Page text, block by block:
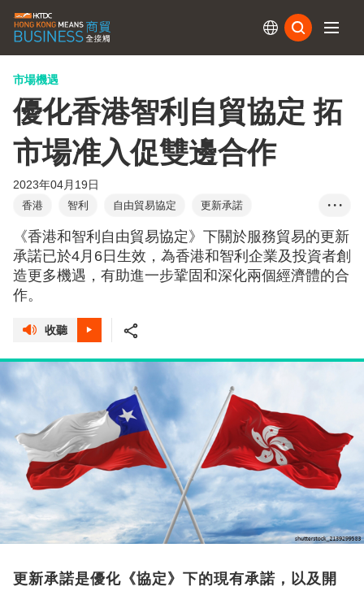
市場機遇
優化香港智利自貿協定 拓
市場准入促雙邊合作
2023年04月19日
香港 智利 自由貿易協定
更新承諾
服務貿易
貨物貿易 丘應樺
• • •
《香港和智利自由貿易協定》下關於服務貿易的更新
承諾已於4月6日生效，為香港和智利企業及投資者創
造更多機遇，有助進一步鞏固和深化兩個經濟體的合
作。
收聽
更新承諾是優化《協定》下的現有承諾，以及開